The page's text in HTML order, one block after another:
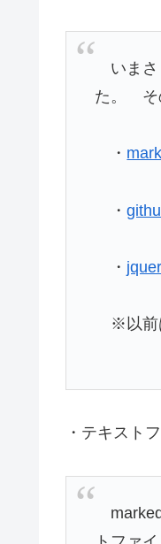
いまさ
た。 そ
・
・
・
※以前
・テキスト